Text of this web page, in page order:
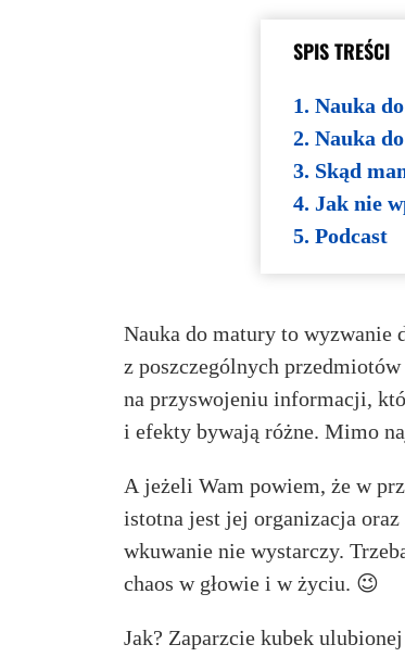
SPIS TREŚCI
1. Nauka
2. Nauka
3. Skąd
4. Jak nie
5. Podcast
Nauka do matury to wyzwanie
z poszczególnych
na przyswojeniu informacji,
i efekty bywają różne. Mimo
A jeżeli Wam powiem, że w
istotna jest jej organizacja
wkuwanie nie wystarczy.
chaos w głowie i w życiu. 😉
Jak? Zaparzcie kubek